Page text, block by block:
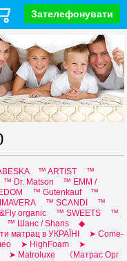
Зателефонувати
™ ARTIST
™
™ Dr. Matson
™ EMM /
™ Gutenkauf
™
™ SCANDI
™
organic ™ SWEETS
™
™ Шанс / Shans
◆
матрац в УКРАЇНІ
➤ Come-
➤ HighFoam
➤
➤ Мatroluxe
《Матрас Орг